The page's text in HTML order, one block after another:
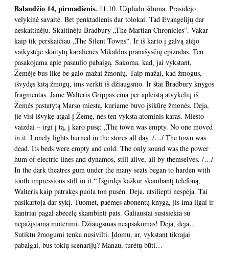
Balandžio 14, pirmadienis. 11.10. Užplūdo šiluma. Prasidėjo
velykinė savaitė. Bet penktadienis dar tolokai. Tad Evangelijų dar
neskaitinėju. Skaitinėju Bradbury „The Martian Chronicles“. Vakar
kaip tik perskaičiau „The Silent Towns“. Ir iš karto į galvą atėjo
vaikystėje skaitytų karalienės Mikaldos pranašysčių epizodas. Ten
pasakojama apie pasaulio pabaigą. Sakoma, kad, jai vykstant,
Žemėje bus likę be galo mažai žmonių. Taip mažai, kad žmogus,
išvydęs kitą žmogų, ims verkti iš džiaugsmo. Ir štai Bradbury knygos
fragmentas. Jame Walteris Grippas eina per apleistą atvykėlių iš
Žemės pastatytą Marso miestą, kuriame buvo įsikūrę žmonės. Deja,
jie visi išvykę atgal į Žemę, nes ten vyksta atominis karas. Miesto
vaizdai – irgi į tą, į karo pusę: „The town was empty. No one moved
in it. Lonely lights burned in the stores all day. /…/ The town was
dead. Its beds were empty and cold. The only sound was the power
hum of electric lines and dynamos, still alive, all by themselves. /…/
In the dark theatres gum under the many seats began to harden with
tooth impressions still in it.“ Išgirdęs kažkur skambantį telefoną,
Walteris kaip patrakęs puola ton pusėn. Deja, atsiliepti nespėja. Tai
pasikartoja dar sykį. Tuomet, paėmęs abonentų knygą, jis ima ilgai ir
kantriai pagal abėcėlę skambinti pats. Galiausiai susisiekia su
nepažįstama moterimi. Džiaugsmas neapsakomas! Deja, deja…
Sutiktu žmogumi tenka nusivilti. Įdomu, ar, vykstant tikrajai
pabaigai, bus tokių scenarijų? Manau, turėtų būti…